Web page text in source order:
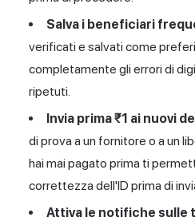
Salva i beneficiari
verificati e salvati come
completamente gli errori di
ripetuti.
Invia prima ₹1 ai nuovi
di prova a un fornitore o a un
hai mai pagato prima ti
correttezza dell'ID prima di
Attiva le notifiche sulle